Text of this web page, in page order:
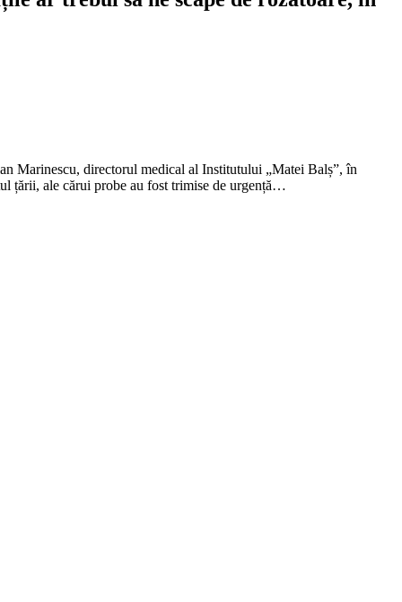
Marinescu, directorul medical al Institutului „Matei Balș”, în
țării, ale cărui probe au fost trimise de urgență…